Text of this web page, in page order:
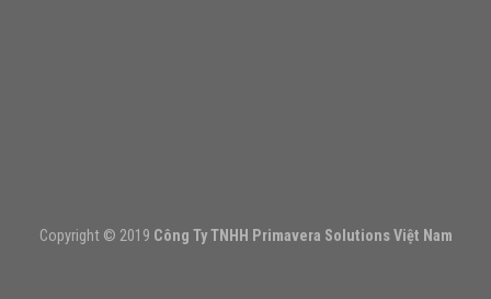
Copyright © 2019 Công Ty TNHH Primavera Solutions Việt Nam